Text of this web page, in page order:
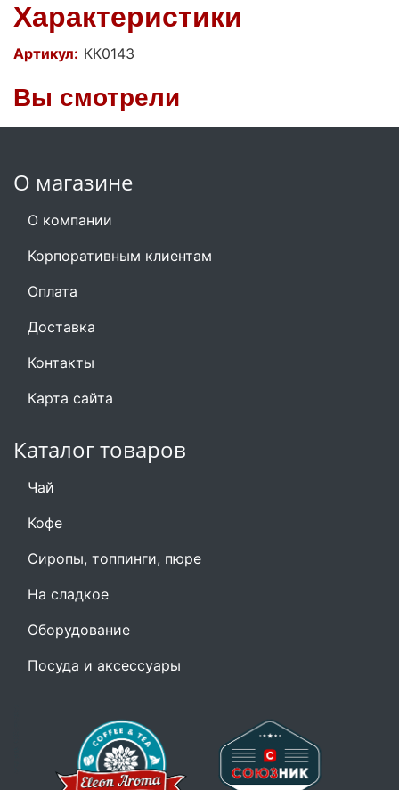
Характеристики
Артикул: КК0143
Вы смотрели
О магазине
О компании
Корпоративным клиентам
Оплата
Доставка
Контакты
Карта сайта
Каталог товаров
Чай
Кофе
Сиропы, топпинги, пюре
На сладкое
Оборудование
Посуда и аксессуары